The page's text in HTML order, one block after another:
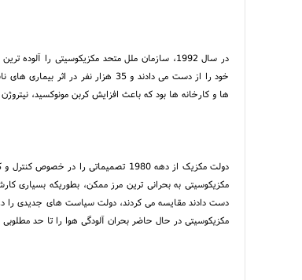
در سال 1992، سازمان ملل متحد مکزیکوسیتی را
خود را از دست می دادند و 35 هزار
ها و کارخانه ها بود که باعث افزایش کربن مونوکسید،
دست دادند مقایسه می کردند، دولت سیاست های جدیدی را
مکزیکوسیتی در حال حاضر بحران آلودگی هوا را تا حد